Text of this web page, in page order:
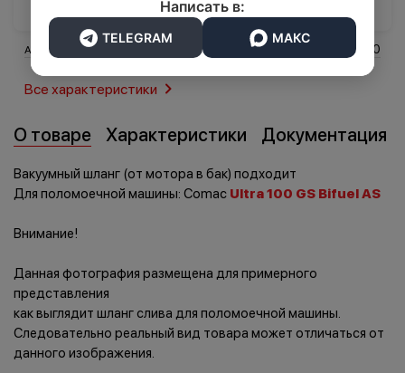
Артикул 214910
Все характеристики
О товаре Характеристики Документация
Вакуумный шланг (от мотора в бак) подходит
Для поломоечной машины: Comac Ultra 100 GS Bifuel AS
Внимание!
Данная фотография размещена для примерного
представления
как выглядит шланг слива для поломоечной машины.
Следовательно реальный вид товара может отличаться от
данного изображения.
Написать в:
TELEGRAM МАКС